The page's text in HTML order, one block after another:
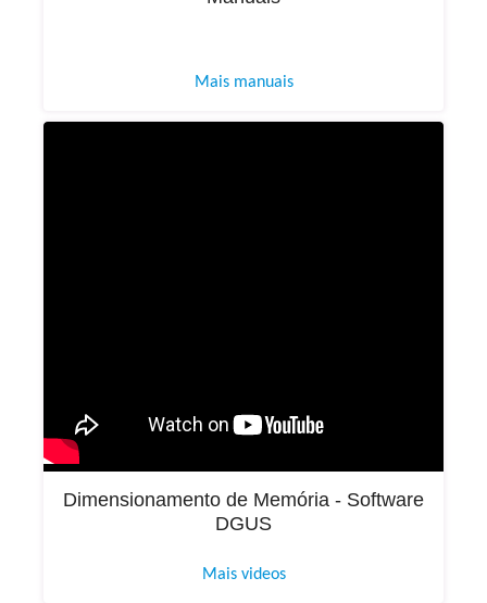
Mais manuais
Dimensionamento de Memória - Software
DGUS
Mais videos